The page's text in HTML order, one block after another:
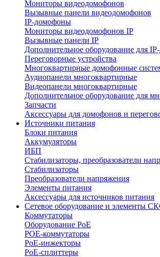
Мониторы видеодомофонов
Вызывные панели видеодомофонов
IP-домофоны
Мониторы видеодомофонов IP
Вызывные панели IP
Дополнительное оборудование для
Переговорные устройства
Многоквартирные домофонные
Аудиопанели многоквартирные
Видеопанели многоквартирные
Дополнительное оборудование для
Запчасти
Аксессуары для домофонов и
Источники питания
Блоки питания
Аккумуляторы
ИБП
Стабилизаторы, преобразователи
Стабилизаторы
Преобразователи напряжения
Элементы питания
Аксессуары для источников питания
Сетевое оборудование и элементы
Коммутаторы
Оборудование PoE
POE-коммутаторы
PoE-инжекторы
PoE-сплиттеры